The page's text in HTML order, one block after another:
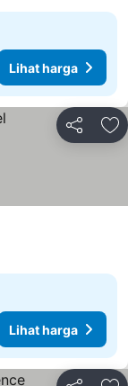
Lihat harga
Kongsi
Lihat harga